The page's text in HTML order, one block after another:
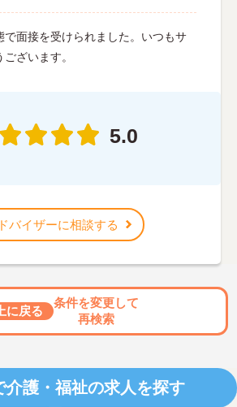
で面接を受けられました。いつもサ
ざいます。
5.0
バイザーに相談する
に戻る
条件を変更して
再検索
介護・福祉の求人を探す